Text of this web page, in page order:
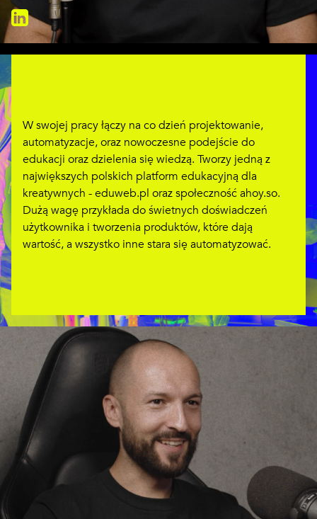
W swojej pracy łączy na co dzień projektowanie,
automatyzacje, oraz nowoczesne podejście do
edukacji oraz dzielenia się wiedzą. Tworzy jedną z
największych polskich platform edukacyjną dla
kreatywnych - eduweb.pl oraz społeczność ahoy.so.
Dużą wagę przykłada do świetnych doświadczeń
użytkownika i tworzenia produktów, które dają
wartość, a wszystko inne stara się automatyzować.